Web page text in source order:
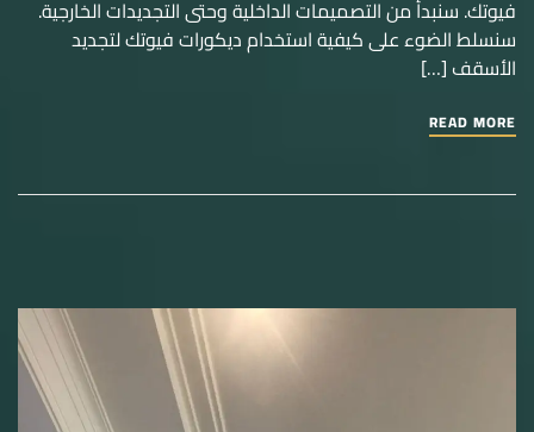
فيوتك. سنبدأ من التصميمات الداخلية وحتى التجديدات الخارجية.
سنسلط الضوء على كيفية استخدام ديكورات فيوتك لتجديد
الأسقف […]
READ MORE